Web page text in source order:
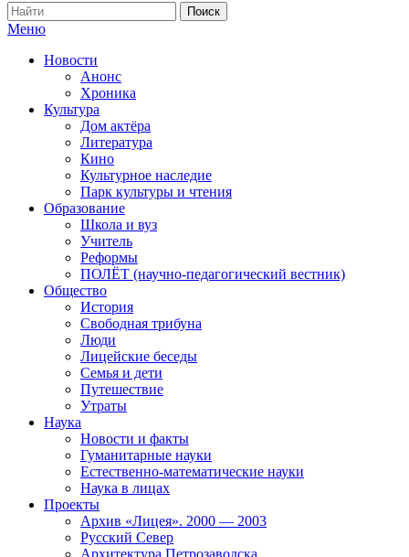
Меню
Новости
Анонс
Хроника
Культура
Дом актёра
Литература
Кино
Культурное наследие
Парк культуры и чтения
Образование
Школа и вуз
Учитель
Реформы
ПОЛЁТ (научно-педагогический вестник)
Общество
История
Свободная трибуна
Люди
Лицейские беседы
Семья и дети
Путешествие
Утраты
Наука
Новости и факты
Гуманитарные науки
Естественно-математические науки
Наука в лицах
Проекты
Архив «Лицея». 2000 — 2003
Русский Север